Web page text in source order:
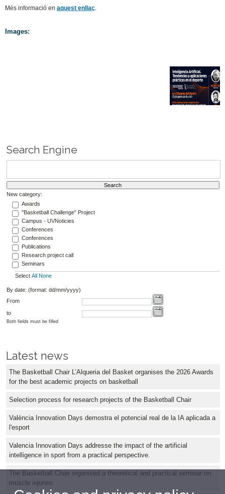
Més informació enaquest enllaç.
Images:
Search Engine
New category:
Awards
"Basketball Challenge" Project
Campus - UVNoticies
Conferences
Conferences
Publications
Research project call
Seminars
Select All None
By date: (format: dd/mm/yyyy)
From
to
Both fields must be filled
Latest news
The Basketball Chair L’Alqueria del Basket organises the 2026 Awards
for the best academic projects on basketball
Selection process for research projects of the Basketball Chair
València Innovation Days demostra el potencial real de la IA aplicada a
l'esport
Valencia Innovation Days addresse the impact of the artificial
intelligence in sport from a practical perspective.
The Basketball Chair organised a theoretical and practical seminar on
muscle injuries